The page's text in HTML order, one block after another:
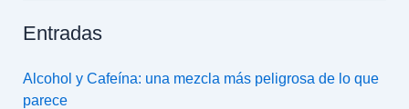
Entradas
Alcohol y Cafeína: una mezcla más peligrosa de lo que
parece